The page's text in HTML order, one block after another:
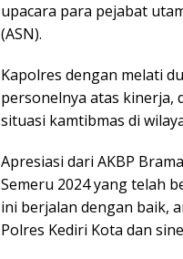
upacara para pejabat
(ASN).
Kapolres dengan melati
personelnya atas kinerja,
situasi kamtibmas di
Apresiasi dari AKBP
Semeru 2024 yang telah
ini berjalan dengan baik,
Polres Kediri Kota dan